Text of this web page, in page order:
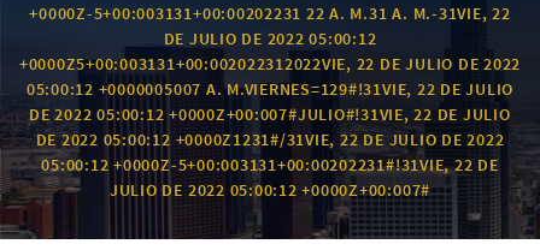
+0000Z-5+00:003131+00:00202231 22 A. M.31 A. M.-31VIE, 22
DE JULIO DE 2022 05:00:12
+0000Z5+00:003131+00:002022312022VIE, 22 DE JULIO DE 2022
05:00:12 +0000005007 A. M.VIERNES=129#!31VIE, 22 DE JULIO
DE 2022 05:00:12 +0000Z+00:007#JULIO#!31VIE, 22 DE JULIO
DE 2022 05:00:12 +0000Z1231#/31VIE, 22 DE JULIO DE 2022
05:00:12 +0000Z-5+00:003131+00:00202231#!31VIE, 22 DE
JULIO DE 2022 05:00:12 +0000Z+00:007#